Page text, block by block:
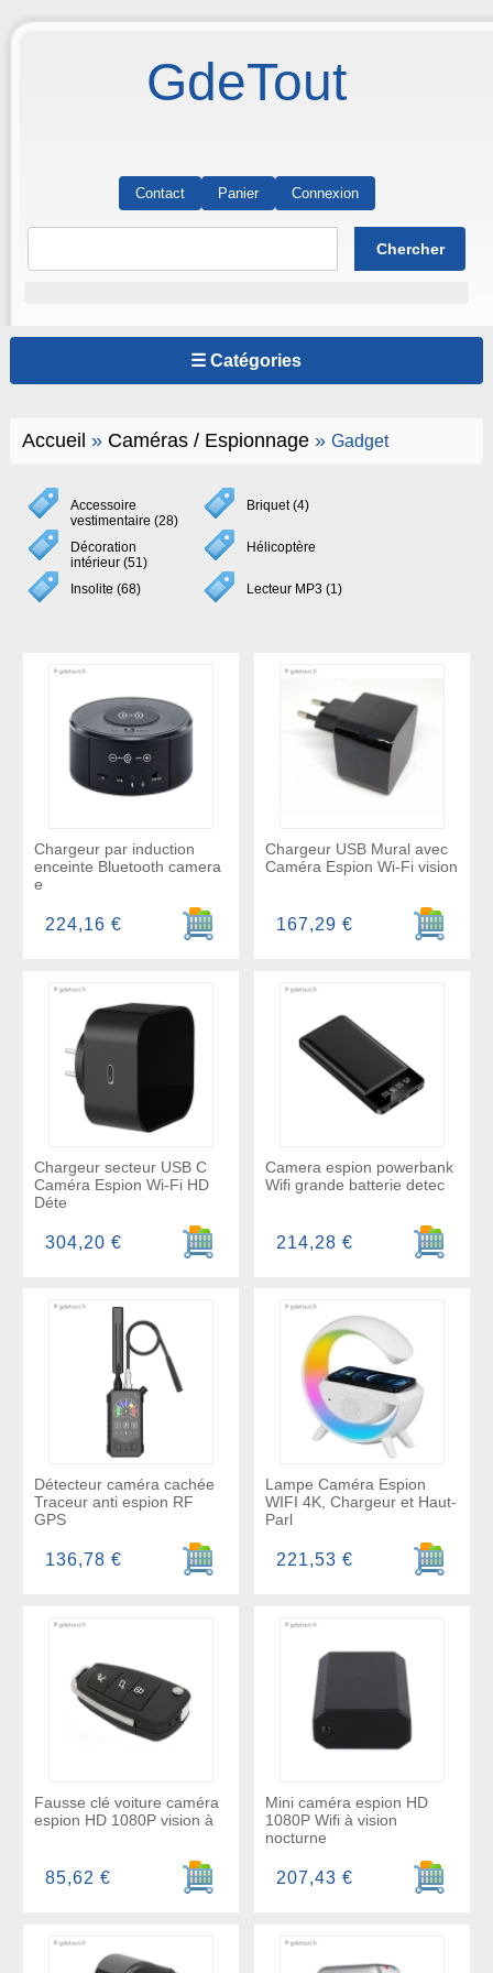
GdeTout
Contact Panier Connexion
☰ Catégories
Accueil » Caméras / Espionnage» Gadget
Accessoire
vestimentaire (28)
Briquet (4)
Décoration
intérieur (51)
Hélicoptère
Insolite (68) Lecteur MP3 (1)
Chargeur par induction
enceinte Bluetooth camera
e
Ajouter au panier
224,16 €
Chargeur USB Mural avec
Caméra Espion Wi-Fi vision
Ajouter
167,29 €
Chargeur secteur USB C
Caméra Espion Wi-Fi HD
Déte
Ajouter au panier
304,20 €
Camera espion powerbank
Wifi grande batterie detec
Ajouter
214,28 €
Détecteur caméra cachée
Traceur anti espion RF
GPS
Ajouter au panier
136,78 €
Lampe Caméra Espion
WIFI 4K, Chargeur et Haut-
Parl
Ajouter
221,53 €
Fausse clé voiture caméra
espion HD 1080P vision à
Ajouter au panier
85,62 €
Mini caméra espion HD
1080P Wifi à vision
nocturne
Ajouter
207,43 €